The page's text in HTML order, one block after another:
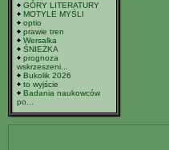
GÓRY LITERATURY
MOTYLE MYŚLI
optio
prawie tren
Wersalka
ŚNIEŻKA
prognoza
wskrzeszeni...
Bukolik 2026
to wyjście
Badania naukowców
po...